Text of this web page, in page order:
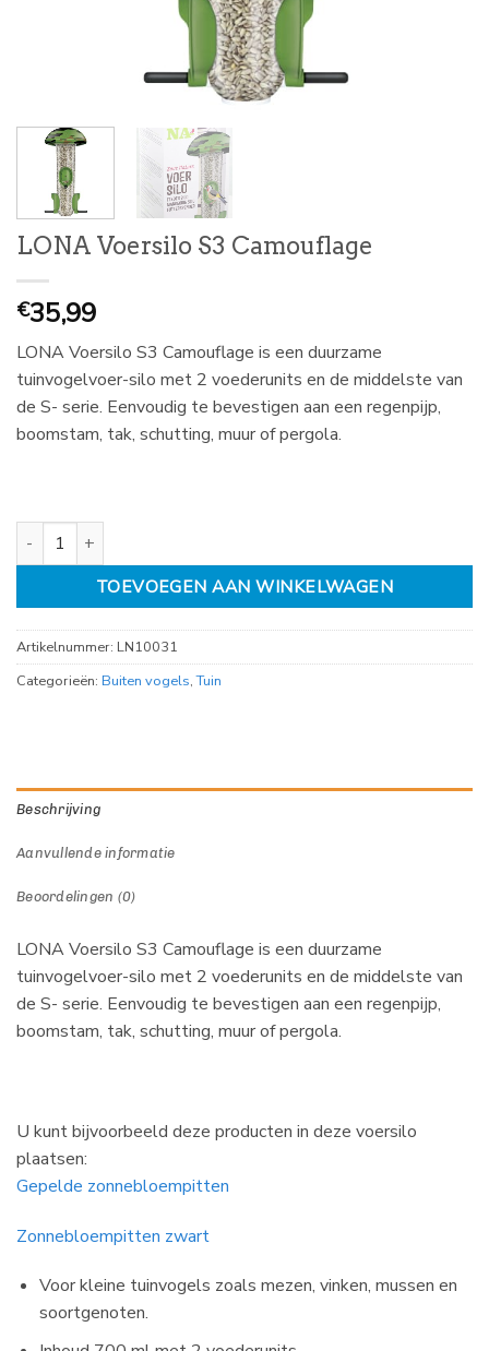
LONA Voersilo S3 Camouflage
€35,99
LONA Voersilo S3 Camouflage is een duurzame
tuinvogelvoer-silo met 2 voederunits en de middelste van
de S- serie. Eenvoudig te bevestigen aan een regenpijp,
boomstam, tak, schutting, muur of pergola.
LONA Voersilo S3 Camouflage aantal
TOEVOEGEN AAN WINKELWAGEN
Artikelnummer: LN10031
Categorieën: Buiten vogels,Tuin
Beschrijving
Aanvullende informatie
Beoordelingen (0)
LONA Voersilo S3 Camouflage is een duurzame
tuinvogelvoer-silo met 2 voederunits en de middelste van
de S- serie. Eenvoudig te bevestigen aan een regenpijp,
boomstam, tak, schutting, muur of pergola.
U kunt bijvoorbeeld deze producten in deze voersilo
plaatsen:
Gepelde zonnebloempitten
Zonnebloempitten zwart
Voor kleine tuinvogels zoals mezen, vinken, mussen en
soortgenoten.